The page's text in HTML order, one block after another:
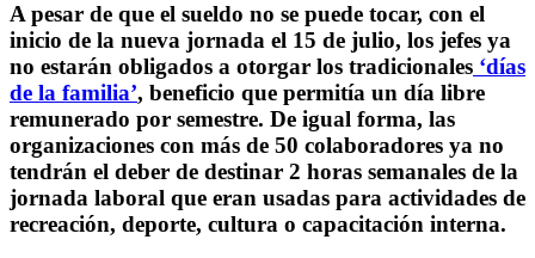
A pesar de que el sueldo no se puede tocar, con el
inicio de la nueva jornada el 15 de julio, los jefes ya
no estarán obligados a otorgar los tradicionales ‘días
de la familia’, beneficio que permitía un día libre
remunerado por semestre. De igual forma, las
organizaciones con más de 50 colaboradores ya no
tendrán el deber de destinar 2 horas semanales de la
jornada laboral que eran usadas para actividades de
recreación, deporte, cultura o capacitación interna.